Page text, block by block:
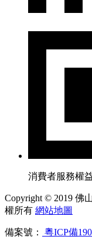
消費者服務權
Copyright © 2019 佛
權所有 網站地圖
備案號： 粵ICP備